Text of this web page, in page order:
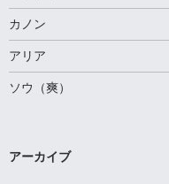
カノン
アリア
ソウ（爽）
アーカイブ